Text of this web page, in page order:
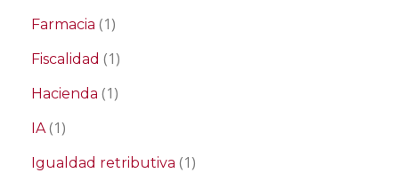
Farmacia (1)
Fiscalidad (1)
Hacienda (1)
IA(1)
Igualdad retributiva (1)